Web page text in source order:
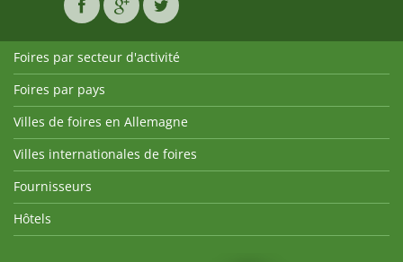
Foires par secteur d'activité
Foires par pays
Villes de foires en Allemagne
Villes internationales de foires
Fournisseurs
Hôtels